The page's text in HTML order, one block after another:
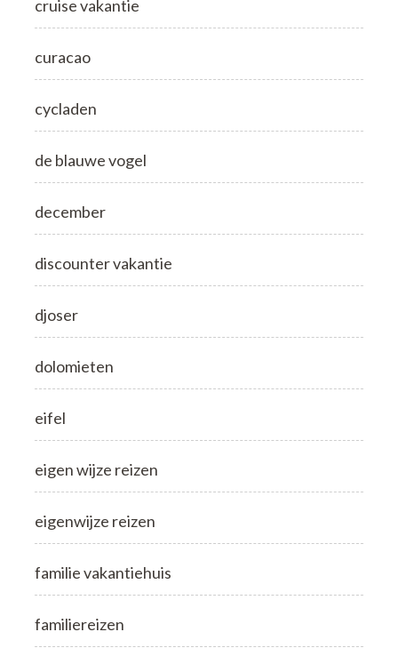
cruise vakantie
curacao
cycladen
de blauwe vogel
december
discounter vakantie
djoser
dolomieten
eifel
eigen wijze reizen
eigenwijze reizen
familie vakantiehuis
familiereizen